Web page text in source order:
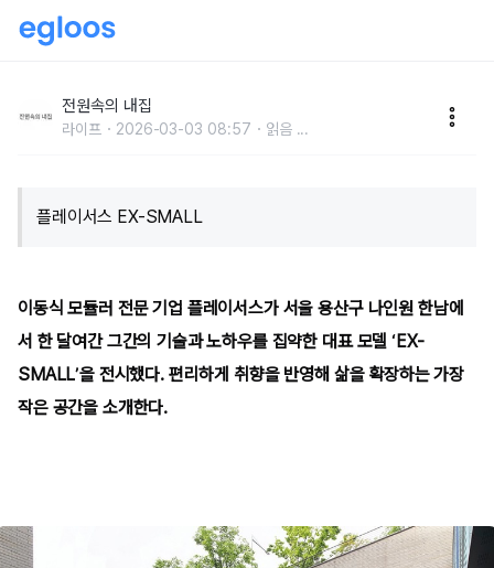
전원속의 내집
라이프 2026-03-03 08:57 읽음 ...
플레이서스 EX-SMALL
이동식 모듈러 전문 기업 플레이서스가 서울 용산구 나인원 한남에
서 한 달여간 그간의 기술과 노하우를 집약한 대표 모델 ‘EX-
SMALL’을 전시했다. 편리하게 취향을 반영해 삶을 확장하는 가장
작은 공간을 소개한다.